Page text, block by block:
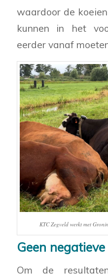
waardoor de
kunnen in het
eerder vanaf
KTC Zegveld werkt met
Geen
Om de